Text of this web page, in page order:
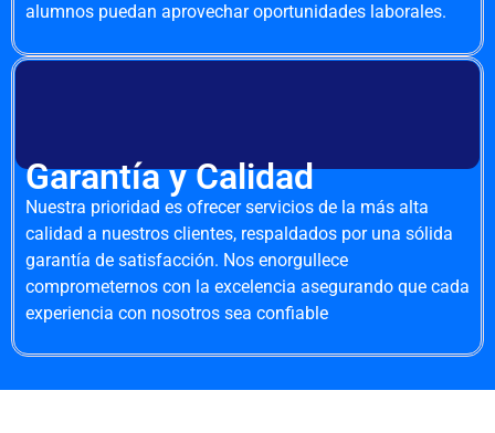
alumnos puedan aprovechar oportunidades laborales.
Garantía y Calidad
Nuestra prioridad es ofrecer servicios de la más alta
calidad a nuestros clientes, respaldados por una sólida
garantía de satisfacción. Nos enorgullece
comprometernos con la excelencia asegurando que cada
experiencia con nosotros sea confiable